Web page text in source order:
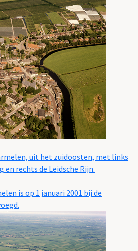
uit het zuidoosten, met links
en rechts de Leidsche Rijn.
is op 1 januari 2001 bij de